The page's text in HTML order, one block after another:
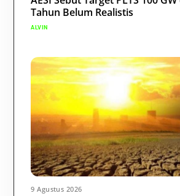
Tahun Belum Realistis
ALVIN
9 Agustus 2026